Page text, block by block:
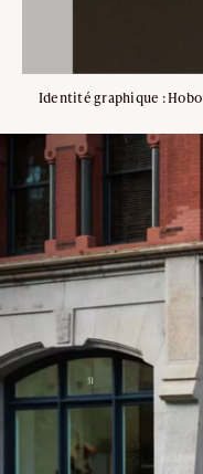
Identité graphique : Hobo